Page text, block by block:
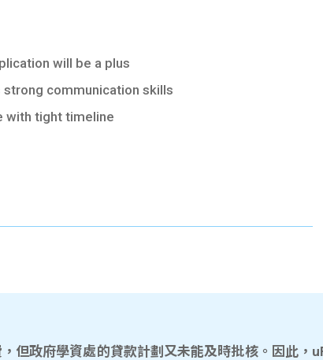
will be a plus
communication skills
with tight timeline
但政府學資處的貸款計劃又未能及時批核。因此，